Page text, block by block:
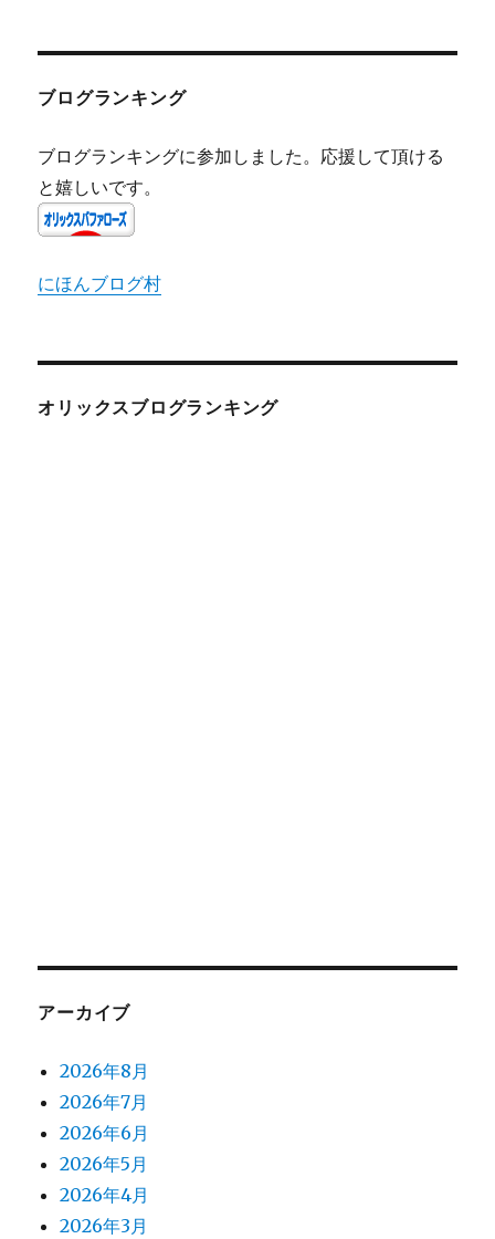
ブログランキング
ブログランキングに参加しました。応援して頂ける
と嬉しいです。
にほんブログ村
オリックスブログランキング
アーカイブ
2026年8月
2026年7月
2026年6月
2026年5月
2026年4月
2026年3月